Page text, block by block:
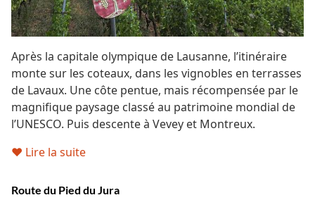
Après la capitale olympique de Lausanne, l’itinéraire
monte sur les coteaux, dans les vignobles en terrasses
de Lavaux. Une côte pentue, mais récompensée par le
magnifique paysage classé au patrimoine mondial de
l’UNESCO. Puis descente à Vevey et Montreux.
♥ Lire la suite
Route du Pied du Jura